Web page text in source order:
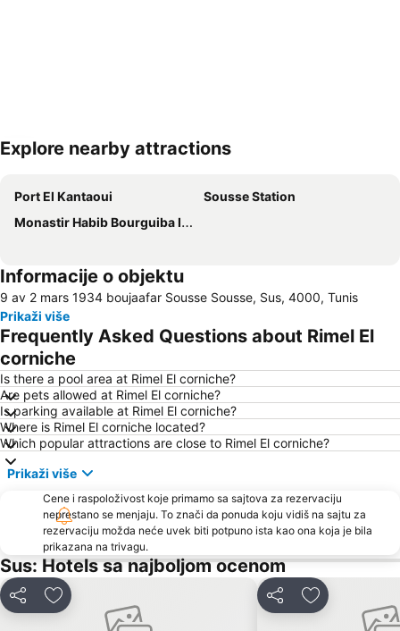
Explore nearby attractions
Port El Kantaoui
Sousse Station
Monastir Habib Bourguiba International Airport
Informacije o objektu
9 av 2 mars 1934 boujaafar Sousse Sousse, Sus, 4000, Tunis
Prikaži više
Frequently Asked Questions about Rimel El
corniche
Is there a pool area at Rimel El corniche?
Are pets allowed at Rimel El corniche?
Is parking available at Rimel El corniche?
Where is Rimel El corniche located?
Which popular attractions are close to Rimel El corniche?
Prikaži više
Cene i raspoloživost koje primamo sa sajtova za rezervaciju
neprestano se menjaju. To znači da ponuda koju vidiš na sajtu za
rezervaciju možda neće uvek biti potpuno ista kao ona koja je bila
prikazana na trivagu.
Sus: Hotels sa najboljom ocenom
Deli Dodati u favorite Deli Dodati u